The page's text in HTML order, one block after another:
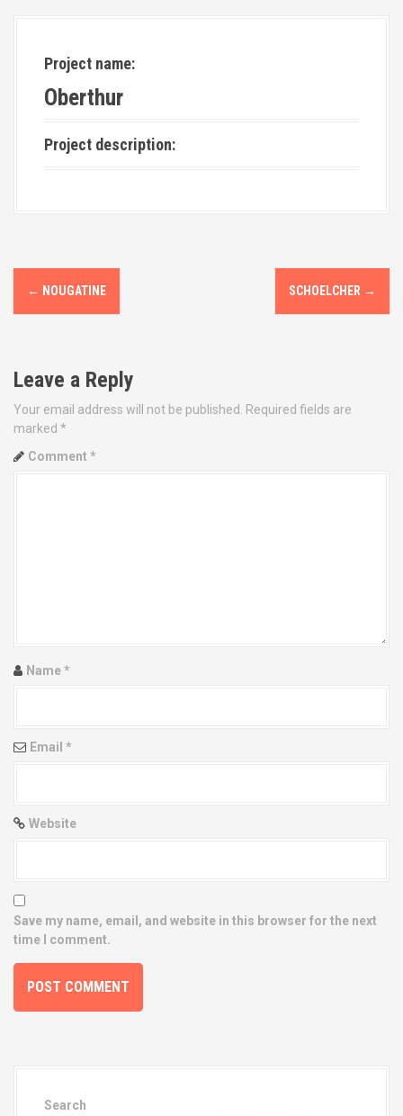
Project name:
Oberthur
Project description:
P
o
t
n
a
i
n
← NOUGATINE SCHOELCHER →
Leave a Reply
Your email address will not be published.
Required fields are
marked *
Comment *
Name*
Email *
Website
Save my name, email, and website in this browser for the next
time I comment.
Search